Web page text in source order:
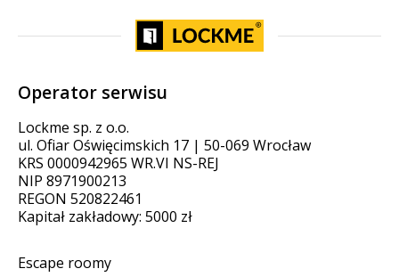
Operator serwisu
Lockme sp. z o.o.
ul. Ofiar Oświęcimskich 17 | 50-069 Wrocław
KRS 0000942965 WR.VI NS-REJ
NIP 8971900213
REGON 520822461
Kapitał zakładowy: 5000 zł
Escape roomy